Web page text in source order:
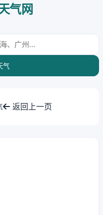
气网
气
返回上一页